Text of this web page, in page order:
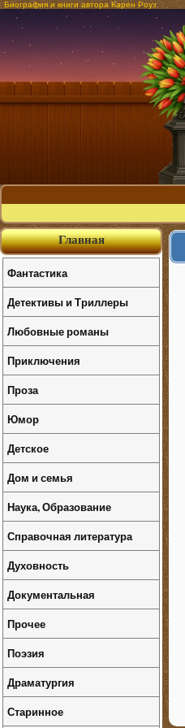
Биография и книги автора Карен Роуз
Главная
Фантастика
Детективы и Триллеры
Любовные романы
Приключения
Проза
Юмор
Детское
Дом и семья
Наука, Образование
Справочная литература
Духовность
Документальная
Прочее
Поэзия
Драматургия
Старинное